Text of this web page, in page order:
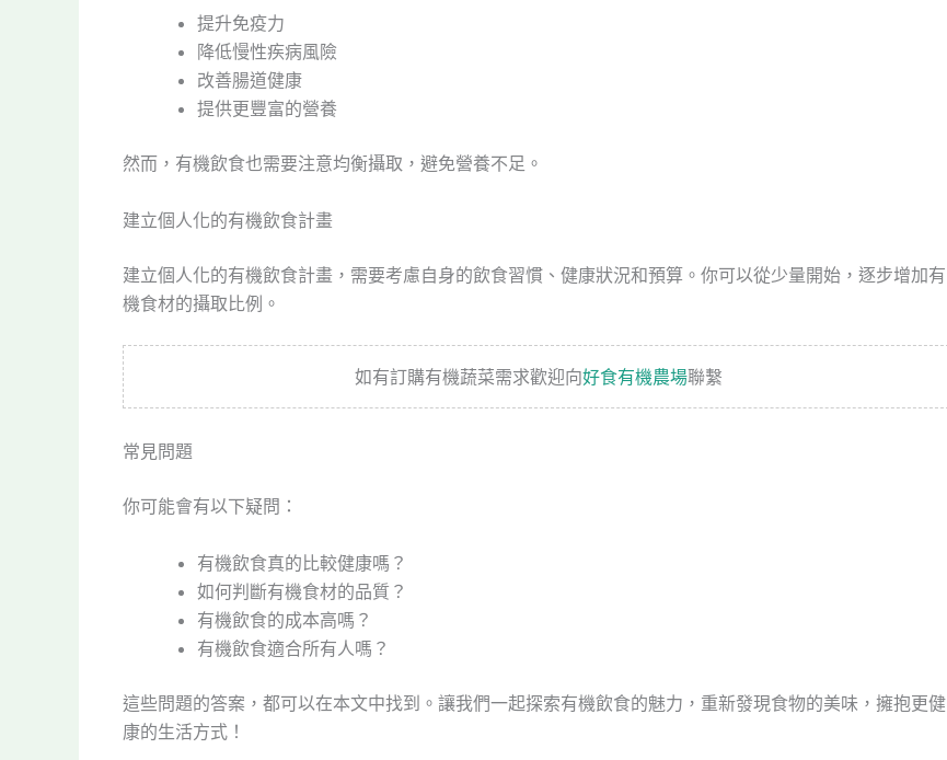
提升免疫力
降低慢性疾病風險
改善腸道健康
提供更豐富的營養
然而，有機飲食也需要注意均衡攝取，避免營養不足。
建立個人化的有機飲食計畫
建立個人化的有機飲食計畫，需要考慮自身的飲食習慣、健康狀況和預算。你可以從少量開始，逐步增加有
機食材的攝取比例。
如有訂購有機蔬菜需求歡迎向好食有機農場聯繫
常見問題
你可能會有以下疑問：
有機飲食真的比較健康嗎？
如何判斷有機食材的品質？
有機飲食的成本高嗎？
有機飲食適合所有人嗎？
這些問題的答案，都可以在本文中找到。讓我們一起探索有機飲食的魅力，重新發現食物的美味，擁抱更健
康的生活方式！